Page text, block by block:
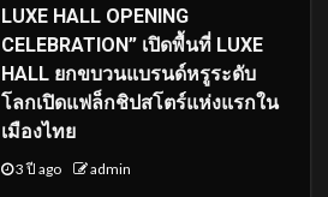
LUXE HALL OPENING
CELEBRATION” เปิดพื้นที่ LUXE
HALL ยกขบวนแบรนด์หรูระดับ
โลกเปิดแฟล็กชิปสโตร์แห่งแรกใน
เมืองไทย
3 ปี ago admin